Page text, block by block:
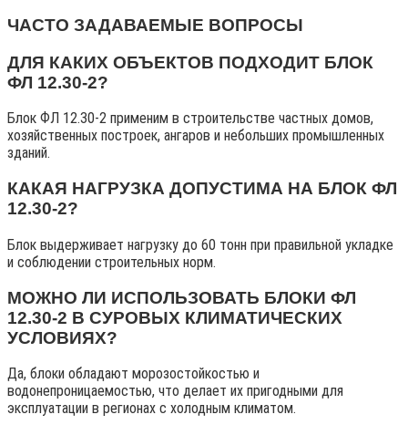
ЧАСТО ЗАДАВАЕМЫЕ ВОПРОСЫ
ДЛЯ КАКИХ ОБЪЕКТОВ ПОДХОДИТ БЛОК
ФЛ 12.30-2?
Блок ФЛ 12.30-2 применим в строительстве частных домов,
хозяйственных построек, ангаров и небольших промышленных
зданий.
КАКАЯ НАГРУЗКА ДОПУСТИМА НА БЛОК ФЛ
12.30-2?
Блок выдерживает нагрузку до 60 тонн при правильной укладке
и соблюдении строительных норм.
МОЖНО ЛИ ИСПОЛЬЗОВАТЬ БЛОКИ ФЛ
12.30-2 В СУРОВЫХ КЛИМАТИЧЕСКИХ
УСЛОВИЯХ?
Да, блоки обладают морозостойкостью и
водонепроницаемостью, что делает их пригодными для
эксплуатации в регионах с холодным климатом.